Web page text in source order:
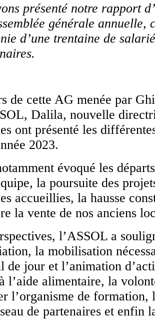
présenté notre rapport
générale annuelle,
d’une trentaine de
de cette AG menée par
Dalila, nouvelle
ont présenté les
2023.
évoqué les
la poursuite des
accueillies, la hausse
la vente de nos anciens
l’ASSOL a
la mobilisation
de jour et l’animation
l’aide alimentaire, la
l’organisme de formation,
de partenaires et enfin